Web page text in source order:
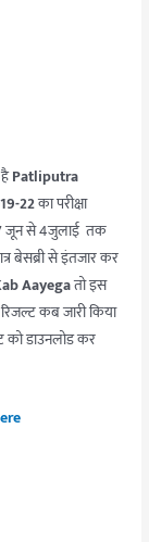
Patliputra
22का परीक्षा
जून से 4जुलाई तक
बेसब्री से इंतजार कर
Aayegaतो इस
कब जारी किया
को डाउनलोड कर